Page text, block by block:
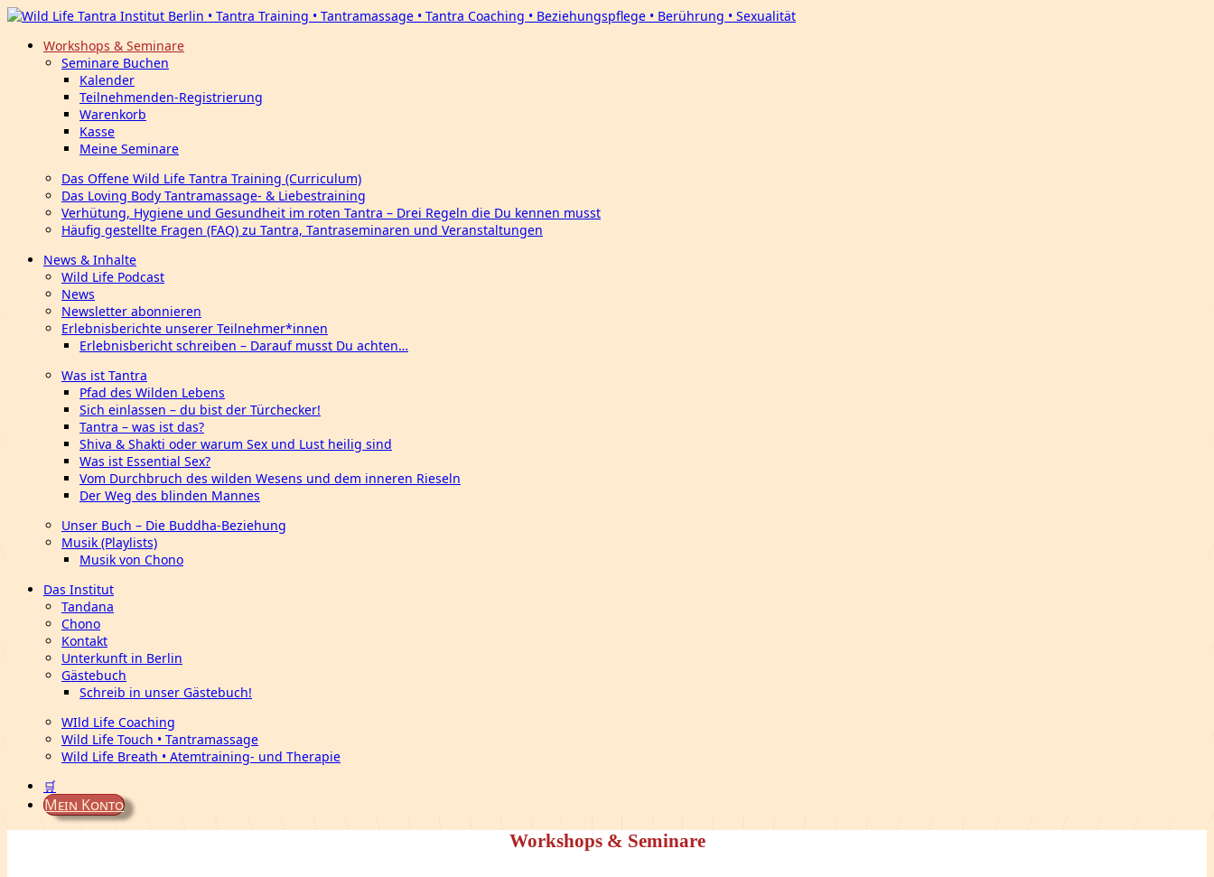
Workshops & Seminare
Seminare Buchen
Kalender
Teilnehmenden-Registrierung
Warenkorb
Kasse
Meine Seminare
Das Offene Wild Life Tantra Training (Curriculum)
Das Loving Body Tantramassage- & Liebestraining
Verhütung, Hygiene und Gesundheit im roten Tantra – Drei Regeln die Du kennen musst
Häufig gestellte Fragen (FAQ) zu Tantra, Tantraseminaren und Veranstaltungen
News & Inhalte
Wild Life Podcast
News
Newsletter abonnieren
Erlebnisberichte unserer Teilnehmer*innen
Erlebnisbericht schreiben – Darauf musst Du achten…
Was ist Tantra
Pfad des Wilden Lebens
Sich einlassen – du bist der Türchecker!
Tantra – was ist das?
Shiva & Shakti oder warum Sex und Lust heilig sind
Was ist Essential Sex?
Vom Durchbruch des wilden Wesens und dem inneren Rieseln
Der Weg des blinden Mannes
Unser Buch – Die Buddha-Beziehung
Musik (Playlists)
Musik von Chono
Das Institut
Tandana
Chono
Kontakt
Unterkunft in Berlin
Gästebuch
Schreib in unser Gästebuch!
WIld Life Coaching
Wild Life Touch • Tantramassage
Wild Life Breath • Atemtraining- und Therapie
🛒
Mein Konto
Workshops & Seminare